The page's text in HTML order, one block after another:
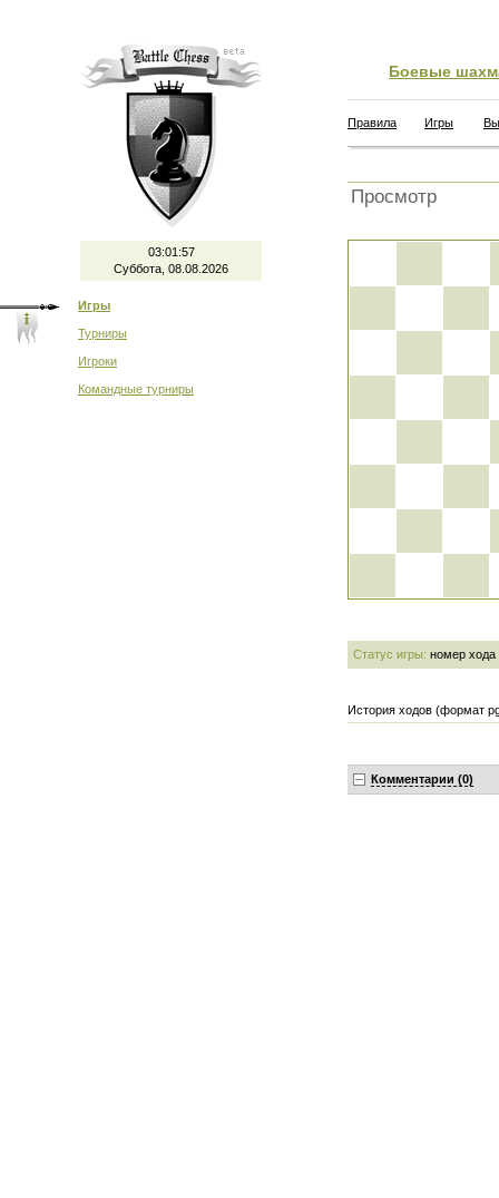
03:01:57
Суббота, 08.08.2026
Игры
Турниры
Игроки
Командные турниры
Боевые
Правила Игры
Просмотр
Статус игры: номер хода
История ходов (формат
Комментарии (0)